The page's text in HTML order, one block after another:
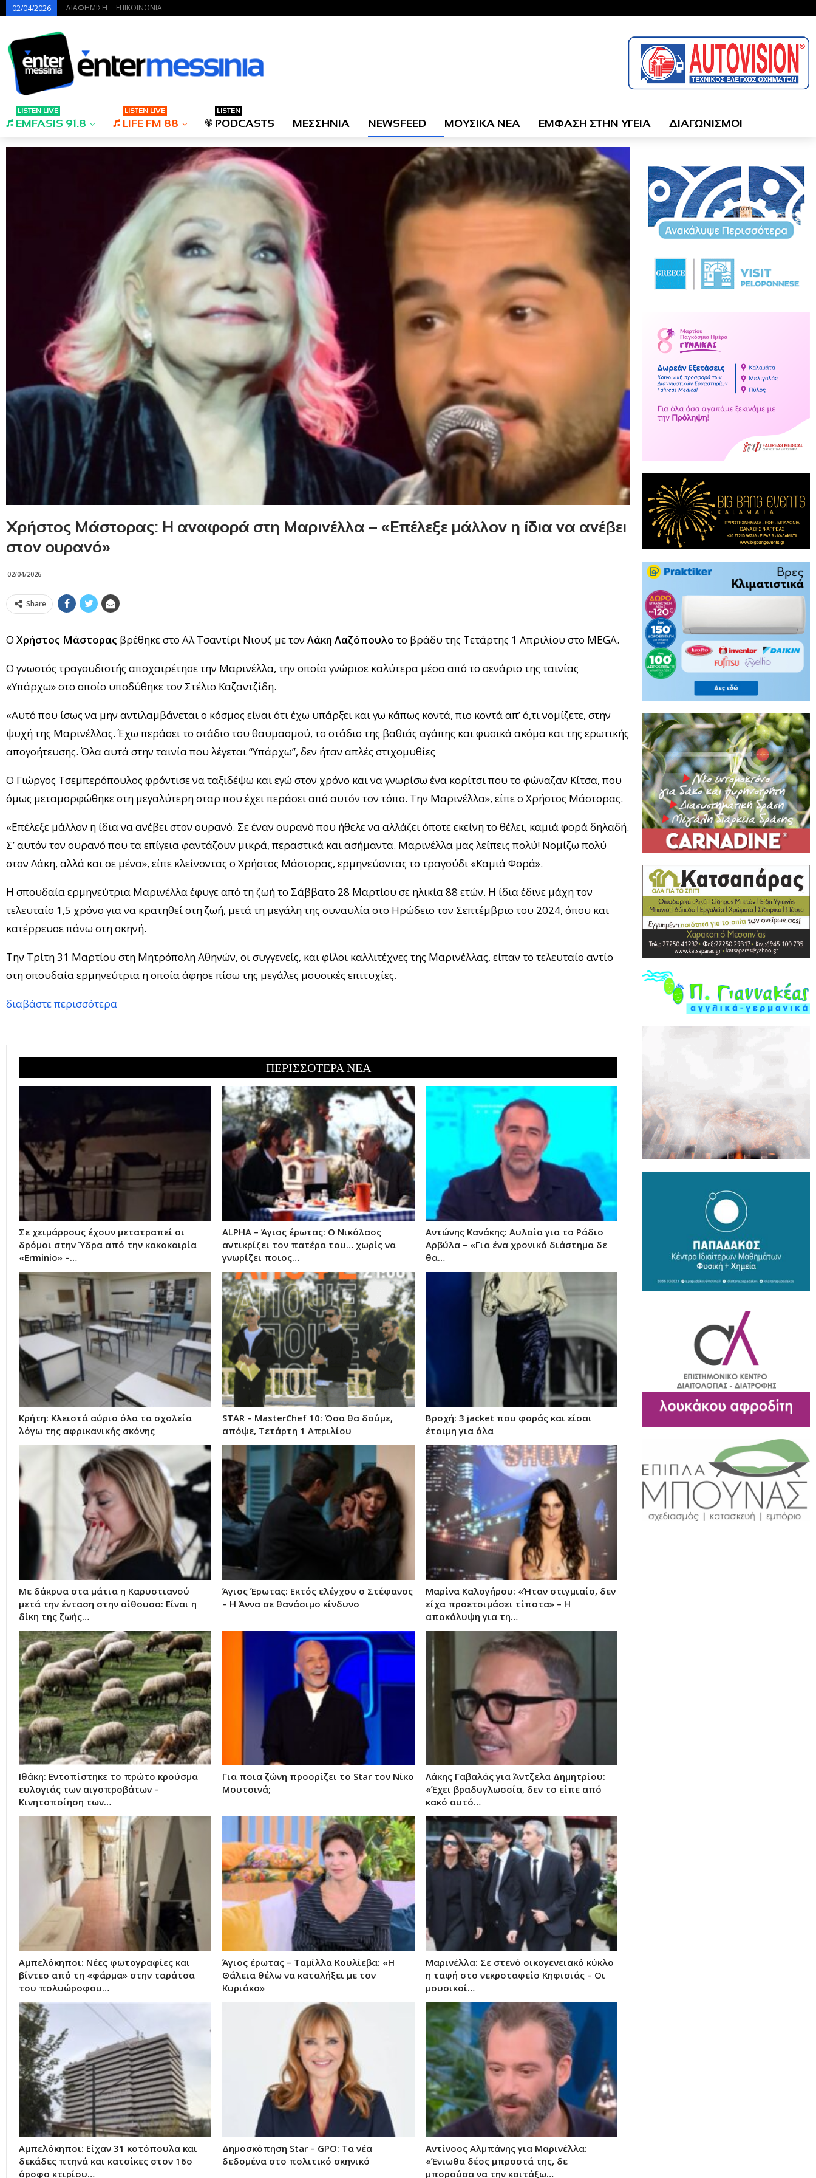
02/04/2026 ΔΙΑΦΗΜΙΣΗ ΕΠΙΚΟΙΝΩΝΙΑ
EMFASIS 91.8
LISTEN LIVE
LIFE FM 88
LISTEN LIVE
PODCASTS
LISTEN
ΜΕΣΣΗΝΙΑ NEWSFEED ΜΟΥΣΙΚΑ ΝΕΑ ΕΜΦΑΣΗ ΣΤΗΝ ΥΓΕΙΑ ΔΙΑΓΩΝΙΣΜΟΙ
Χρήστος Μάστορας: Η αναφορά στη Μαρινέλλα – «Επέλεξε μάλλον η ίδια να ανέβει
στον ουρανό»
02/04/2026
Share
Ο Χρήστος Μάστορας βρέθηκε στο Αλ Τσαντίρι Νιουζ με τονΛάκη Λαζόπουλο το βράδυ της Τετάρτης 1 Απριλίου στο MEGA.
Ο γνωστός τραγουδιστής αποχαιρέτησε την Μαρινέλλα, την οποία γνώρισε καλύτερα μέσα από το σενάριο της ταινίας
«Υπάρχω» στο οποίο υποδύθηκε τον Στέλιο Καζαντζίδη.
«Aυτό που ίσως να μην αντιλαμβάνεται ο κόσμος είναι ότι έχω υπάρξει και γω κάπως κοντά, πιο κοντά απ’ ό,τι νομίζετε, στην
ψυχή της Μαρινέλλας. Έχω περάσει το στάδιο του θαυμασμού, το στάδιο της βαθιάς αγάπης και φυσικά ακόμα και της ερωτικής
απογοήτευσης. Όλα αυτά στην ταινία που λέγεται “Υπάρχω”, δεν ήταν απλές στιχομυθίες
Ο Γιώργος Τσεμπερόπουλος φρόντισε να ταξιδέψω και εγώ στον χρόνο και να γνωρίσω ένα κορίτσι που το φώναζαν Κίτσα, που
όμως μεταμορφώθηκε στη μεγαλύτερη σταρ που έχει περάσει από αυτόν τον τόπο. Την Μαρινέλλα», είπε ο Χρήστος Μάστορας.
«Επέλεξε μάλλον η ίδια να ανέβει στον ουρανό. Σε έναν ουρανό που ήθελε να αλλάζει όποτε εκείνη το θέλει, καμιά φορά δηλαδή.
Σ’ αυτόν τον ουρανό που τα επίγεια φαντάζουν μικρά, περαστικά και ασήμαντα. Μαρινέλλα μας λείπεις πολύ! Νομίζω πολύ
στον Λάκη, αλλά και σε μένα», είπε κλείνοντας ο Χρήστος Μάστορας, ερμηνεύοντας το τραγούδι «Καμιά Φορά».
Η σπουδαία ερμηνεύτρια Μαρινέλλα έφυγε από τη ζωή το Σάββατο 28 Μαρτίου σε ηλικία 88 ετών. Η ίδια έδινε μάχη τον
τελευταίο 1,5 χρόνο για να κρατηθεί στη ζωή, μετά τη μεγάλη της συναυλία στο Ηρώδειο τον Σεπτέμβριο του 2024, όπου και
κατέρρευσε πάνω στη σκηνή.
Την Τρίτη 31 Μαρτίου στη Μητρόπολη Αθηνών, οι συγγενείς, και φίλοι καλλιτέχνες της Μαρινέλλας, είπαν το τελευταίο αντίο
στη σπουδαία ερμηνεύτρια η οποία άφησε πίσω της μεγάλες μουσικές επιτυχίες.
διαβάστε περισσότερα
ΠΕΡΙΣΣΟΤΕΡΑ ΝΕΑ
Σε χειμάρρους έχουν μετατραπεί οι
δρόμοι στην Ύδρα από την κακοκαιρία
«Erminio» –…
ALPHA – Άγιος έρωτας: Ο Νικόλαος
αντικρίζει τον πατέρα του… χωρίς να
γνωρίζει ποιος…
Αντώνης Κανάκης: Αυλαία για το Ράδιο
Αρβύλα – «Για ένα χρονικό διάστημα δε
θα…
Κρήτη: Κλειστά αύριο όλα τα σχολεία
λόγω της αφρικανικής σκόνης
STAR – MasterChef 10: Όσα θα δούμε,
απόψε, Τετάρτη 1 Απριλίου
Βροχή: 3 jacket που φοράς και είσαι
έτοιμη για όλα
Με δάκρυα στα μάτια η Καρυστιανού
μετά την ένταση στην αίθουσα: Είναι η
δίκη της ζωής…
Άγιος Έρωτας: Εκτός ελέγχου ο Στέφανος
– Η Άννα σε θανάσιμο κίνδυνο
Μαρίνα Καλογήρου: «Ήταν στιγμιαίο, δεν
είχα προετοιμάσει τίποτα» – Η
αποκάλυψη για τη…
Ιθάκη: Εντοπίστηκε το πρώτο κρούσμα
ευλογιάς των αιγοπροβάτων –
Κινητοποίηση των…
Για ποια ζώνη προορίζει το Star τον Νίκο
Μουτσινά;
Λάκης Γαβαλάς για Άντζελα Δημητρίου:
«Έχει βραδυγλωσσία, δεν το είπε από
κακό αυτό…
Αμπελόκηποι: Νέες φωτογραφίες και
βίντεο από τη «φάρμα» στην ταράτσα
του πολυώροφου…
Άγιος έρωτας – Ταμίλλα Κουλίεβα: «Η
Θάλεια θέλω να καταλήξει με τον
Κυριάκο»
Μαρινέλλα: Σε στενό οικογενειακό κύκλο
η ταφή στο νεκροταφείο Κηφισιάς – Οι
μουσικοί…
Αμπελόκηποι: Είχαν 31 κοτόπουλα και
δεκάδες πτηνά και κατσίκες στον 16ο
όροφο κτιρίου…
Δημοσκόπηση Star – GPO: Τα νέα
δεδομένα στο πολιτικό σκηνικό
Αντίνοος Αλμπάνης για Μαρινέλλα:
«Ένιωθα δέος μπροστά της, δε
μπορούσα να την κοιτάξω…